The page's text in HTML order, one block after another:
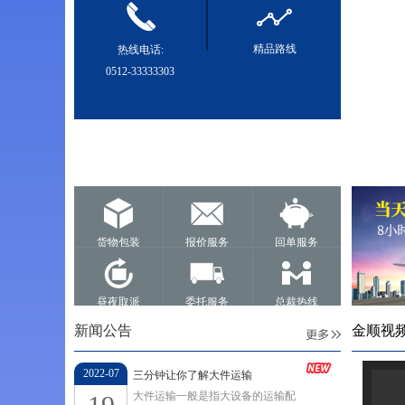
热线电话:
0512-33333303
精品路线
货物包装 报价服务 回单服务
昼夜取派 委托服务 总裁热线
新闻公告
2022-07
三分钟让你了解大件运输
大件运输一般是指大设备的运输配
金顺视